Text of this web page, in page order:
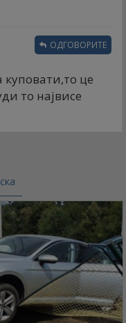
це
то највисе
ОДГОВОРИТЕ